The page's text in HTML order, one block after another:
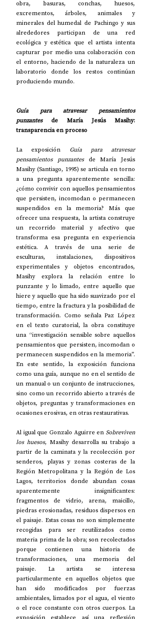
obra, basuras, conchas, huesos,
excrementos, árboles, animales y
minerales del humedal de Pachingo y sus
alrededores participan de una red
ecológica y estética que el artista intenta
capturar por medio una colaboración con
el entorno, haciendo de la naturaleza un
laboratorio donde los restos continúan
produciendo mundo.
Guía para atravesar pensamientos
punzantes de María Jesús Masihy:
transparencia en proceso
La exposición Guía para atravesar
pensamientos punzantes de María Jesús
Masihy (Santiago, 1995) se articula en torno
a una pregunta aparentemente sencilla:
¿cómo convivir con aquellos pensamientos
que persisten, incomodan o permanecen
suspendidos en la memoria? Más que
ofrecer una respuesta, la artista construye
un recorrido material y afectivo que
transforma esa pregunta en experiencia
estética. A través de una serie de
esculturas, instalaciones, dispositivos
experimentales y objetos encontrados,
Masihy explora la relación entre lo
punzante y lo limado, entre aquello que
hiere y aquello que ha sido suavizado por el
tiempo, entre la fractura y la posibilidad de
transformación. Como señala Paz López
en el texto curatorial, la obra constituye
una “investigación sensible sobre aquellos
pensamientos que persisten, incomodan o
permanecen suspendidos en la memoria”.
En este sentido, la exposición funciona
como una guía, aunque no en el sentido de
un manual o un conjunto de instrucciones,
sino como un recorrido abierto a través de
objetos, preguntas y transformaciones en
ocasiones erosivas, en otras restaurativas.
Al igual que Gonzalo Aguirre en Sobreviven
los huesos, Masihy desarrolla su trabajo a
partir de la caminata y la recolección por
senderos, playas y zonas costeras de la
Región Metropolitana y la Región de Los
Lagos, territorios donde abundan cosas
aparentemente insignificantes:
fragmentos de vidrio, arena, maicillo,
piedras erosionadas, residuos dispersos en
el paisaje. Estas cosas no son simplemente
recogidas para ser reutilizados como
materia prima de la obra; son recolectados
porque contienen una historia de
transformaciones, una memoria del
paisaje. La artista se interesa
particularmente en aquellos objetos que
han sido modificados por fuerzas
ambientales, limados por el agua, el viento
o el roce constante con otros cuerpos. La
exposición establece así una reflexión